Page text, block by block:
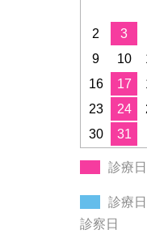
2
3
9
10
16
17
23
24
30
31
診療日
診療
診察日